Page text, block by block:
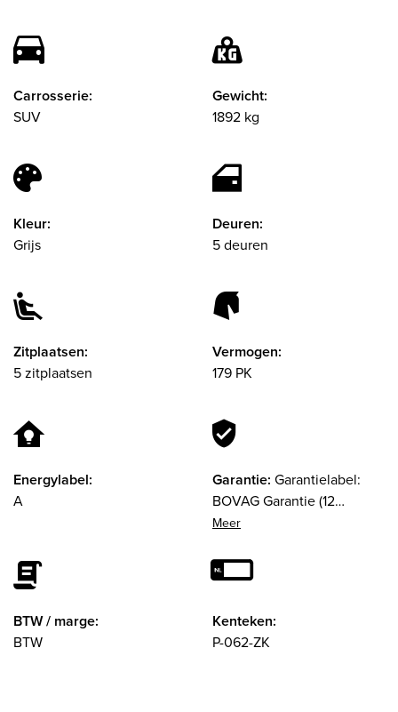
Carrosserie:
SUV
Gewicht:
1892 kg
Kleur:
Grijs
Deuren:
5 deuren
Zitplaatsen:
5 zitplaatsen
Vermogen:
179 PK
Energylabel:
A
Garantie: Garantielabel:
BOVAG Garantie (12
maanden). 12 maanden
BTW / marge:
BTW
Kenteken:
P-062-ZK